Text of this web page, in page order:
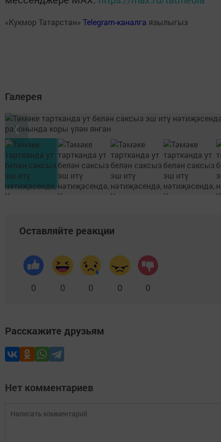
«Кукмор Татарстан» Telegram-каналга язылыгыз
Галерея
❮
Оставляйте реакции
0 0 0 0 0
Расскажите друзьям
Нет комментариев